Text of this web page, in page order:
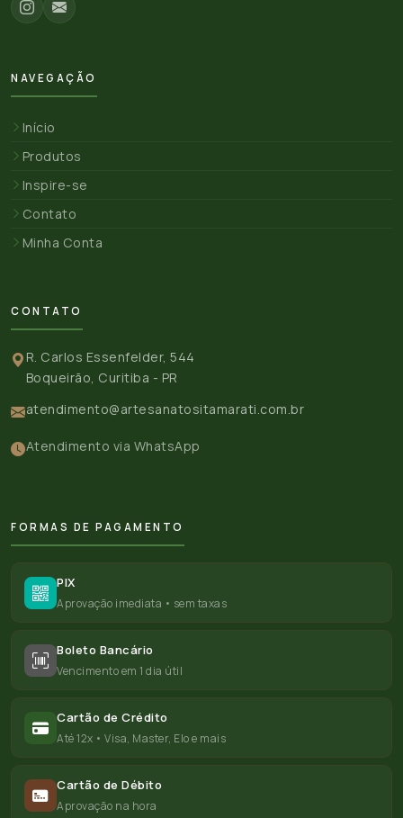
NAVEGAÇÃO
Início
Produtos
Inspire-se
Contato
Minha Conta
CONTATO
R. Carlos Essenfelder, 544
Boqueirão, Curitiba - PR
atendimento@artesanatositamarati.com.br
Atendimento via WhatsApp
FORMAS DE PAGAMENTO
PIX
Aprovação imediata • sem taxas
Boleto Bancário
Vencimento em 1 dia útil
Cartão de Crédito
Até 12x • Visa, Master, Elo e mais
Cartão de Débito
Aprovação na hora